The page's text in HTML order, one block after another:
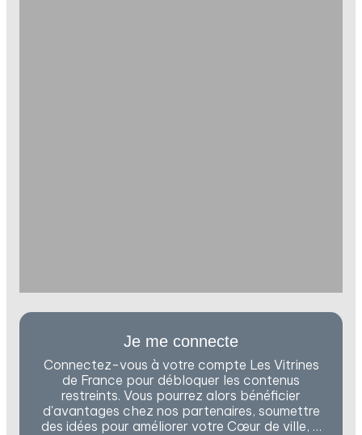
Je me connecte
Connectez-vous à votre compte Les Vitrines
de France pour débloquer les contenus
restreints. Vous pourrez alors bénéficier
d'avantages chez nos partenaires, soumettre
des idées pour améliorer votre Cœur de ville, …